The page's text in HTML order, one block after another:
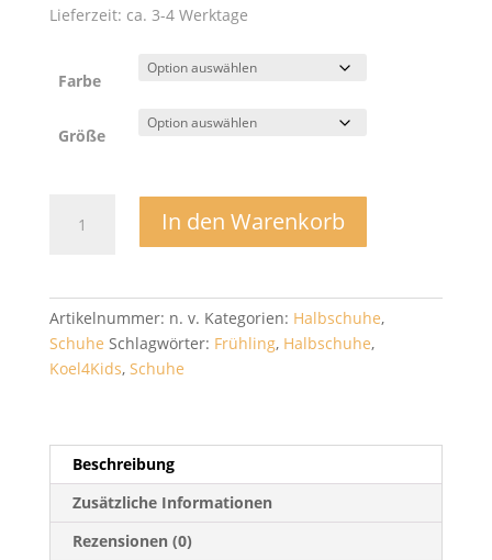
Lieferzeit: ca. 3-4 Werktage
Farbe
Größe
Fabrics
Menge
In den Warenkorb
Artikelnummer: n. v. Kategorien: Halbschuhe,
Schuhe Schlagwörter: Frühling, Halbschuhe,
Koel4Kids, Schuhe
Beschreibung
Zusätzliche Informationen
Rezensionen (0)